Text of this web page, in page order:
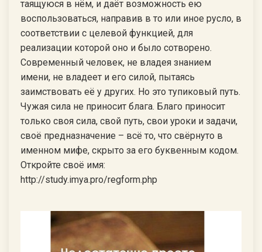
таящуюся в нём, и даёт возможность ею
воспользоваться, направив в то или иное русло, в
соответствии с целевой функцией, для
реализации которой оно и было сотворено.
Современный человек, не владея знанием
имени, не владеет и его силой, пытаясь
заимствовать её у других. Но это тупиковый путь.
Чужая сила не приносит блага. Благо приносит
только своя сила, свой путь, свои уроки и задачи,
своё предназначение – всё то, что свёрнуто в
именном мифе, скрыто за его буквенным кодом.
Откройте своё имя:
http://study.imya.pro/regform.php